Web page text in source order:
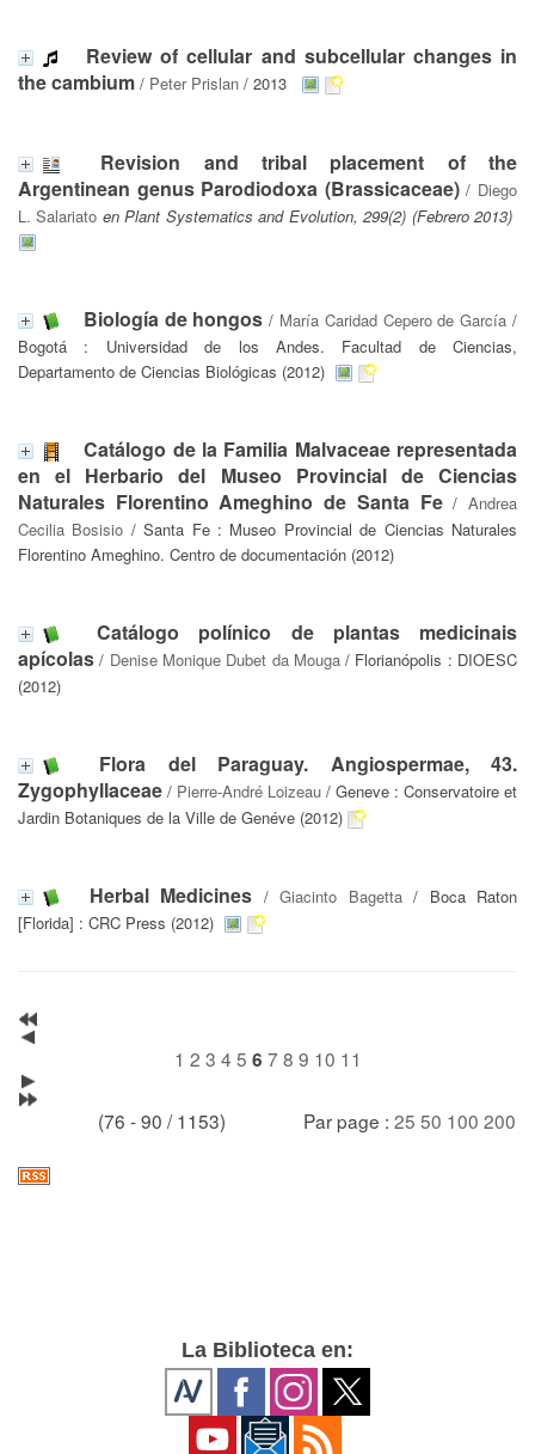
Review of cellular and subcellular changes in
the cambium / Peter Prislan / 2013
Revision and tribal placement of the
Argentinean genus Parodiodoxa (Brassicaceae)/ Diego
L. Salariato en Plant Systematics and Evolution, 299(2) (Febrero 2013)
Biología de hongos / María Caridad Cepero de García /
Bogotá : Universidad de los Andes. Facultad de Ciencias,
Departamento de Ciencias Biológicas (2012)
Catálogo de la Familia Malvaceae representada
en el Herbario del Museo Provincial de Ciencias
Naturales Florentino Ameghino de Santa Fe/Andrea
Cecilia Bosisio / Santa Fe : Museo Provincial de Ciencias Naturales
Florentino Ameghino. Centro de documentación (2012)
Catálogo polínico de plantas medicinais
apícolas / Denise Monique Dubet da Mouga/ Florianópolis : DIOESC
(2012)
Flora del Paraguay. Angiospermae, 43.
Zygophyllaceae / Pierre-André Loizeau / Geneve : Conservatoire et
Jardin Botaniques de la Ville de Genéve (2012)
Herbal Medicines / Giacinto Bagetta/ Boca Raton
[Florida] : CRC Press (2012)
1 2 3 4 5 6 7 8 9 10 11
(76 - 90 / 1153) Par page : 25 50 100 200
La Biblioteca en: